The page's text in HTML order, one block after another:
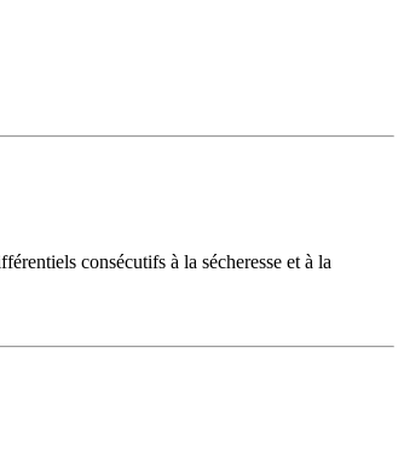
consécutifs à la sécheresse et à la